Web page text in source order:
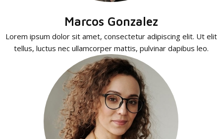
Marcos Gonzalez
Lorem ipsum dolor sit amet, consectetur adipiscing elit. Ut elit
tellus, luctus nec ullamcorper mattis, pulvinar dapibus leo.